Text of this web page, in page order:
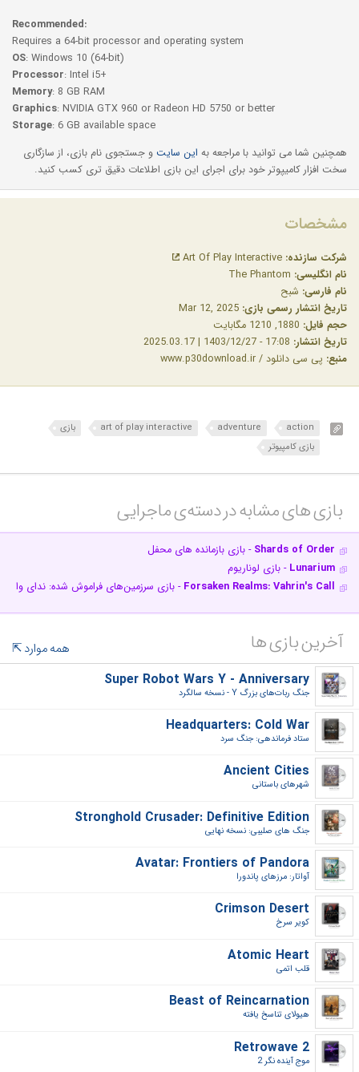
Recommended:
Requires a 64-bit processor and operating system
OS: Windows 10 (64-bit)
Processor: Intel i5+
Memory: 8 GB RAM
Graphics: NVIDIA GTX 960 or Radeon HD 5750 or better
Storage: 6 GB available space
همچنین شما می توانید با مراجعه به این سایت و جستجوی نام بازی، از سازگاری
سخت افزار کامیپوتر خود برای اجرای این بازی اطلاعات دقیق تری کسب کنید.
مشخصات
شرکت سازنده:
نام انگلیسی:
نام فارسی: شبح
تاریخ انتشار رسمی بازی:
حجم فایل:
تاریخ انتشار:
منبع: پی سی دانلود / www.p30download.ir
action
adventure
art of play interactive
بازی
بازی کامپیوتر
بازی های مشابه در دسته‌ی‌ ماجرایی‎
Shards of Order - بازی بازمانده های محفل
Lunarium - بازی لوناریوم
Forsaken Realms: Vahrin's Call - بازی سرزمین‌های فراموش شده: ندای
آخرین بازی ها
همه موارد
Super Robot Wars Y - Anniversary
جنگ ربات‌های بزرگ Y - نسخه سالگرد‎
Headquarters: Cold War
ستاد فرماندهی: جنگ سرد‎
Ancient Cities
شهرهای باستانی‎
Stronghold Crusader: Definitive Edition
جنگ های صلیبی: نسخه نهایی‎
Avatar: Frontiers of Pandora
آواتار: مرزهای پاندورا‎
Crimson Desert
کویر سرخ‎
Atomic Heart
قلب اتمی‎
Beast of Reincarnation
هیولای تناسخ یافته‎
Retrowave 2
موج آینده نگر 2‎